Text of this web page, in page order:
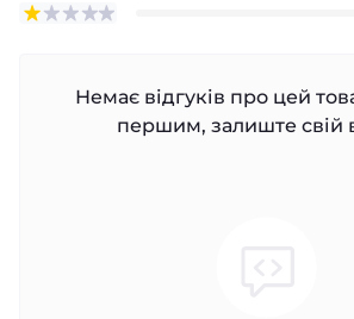
Немає відгуків про цей
першим, залиште свій